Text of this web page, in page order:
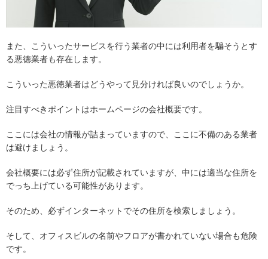
また、こういったサービスを行う業者の中には利用者を騙そうとす
る悪徳業者も存在します。
こういった悪徳業者はどうやって見分ければ良いのでしょうか。
注目すべきポイントはホームページの会社概要です。
ここには会社の情報が詰まっていますので、ここに不備のある業者
は避けましょう。
会社概要には必ず住所が記載されていますが、中には適当な住所を
でっち上げている可能性があります。
そのため、必ずインターネットでその住所を検索しましょう。
そして、オフィスビルの名前やフロアが書かれていない場合も危険
です。